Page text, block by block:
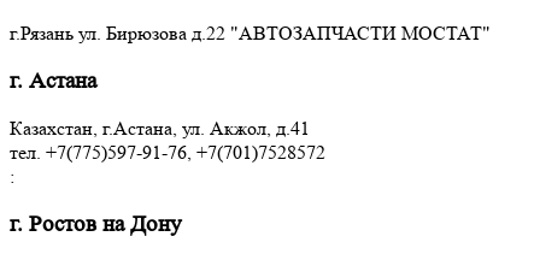
г.Рязань ул. Бирюзова д.22 "АВТОЗАПЧАСТИ МОСТАТ"
г. Астана
Казахстан, г.Астана, ул. Акжол, д.41
тел. +7(775)597-91-76, +7(701)7528572
:
г. Ростов на Дону